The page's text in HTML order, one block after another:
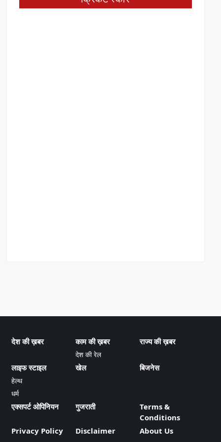
देश की ख़बर काम की ख़बर
देश की रेल
राज्य की ख़बर
लाइफ स्टाइल
हेल्थ
धर्म
खेल बिजनेस
एक्सपर्ट ओपिनियन गुजराती
Terms &
Conditions
Privacy Policy
Disclaimer About Us